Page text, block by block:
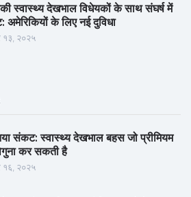
स्वास्थ्य देखभाल विधेयकों के साथ संघर्ष में
अमेरिकियों के लिए नई दुविधा
१३, २०२५
संकट: स्वास्थ्य देखभाल बहस जो प्रीमियम
कर सकती है
१६, २०२५